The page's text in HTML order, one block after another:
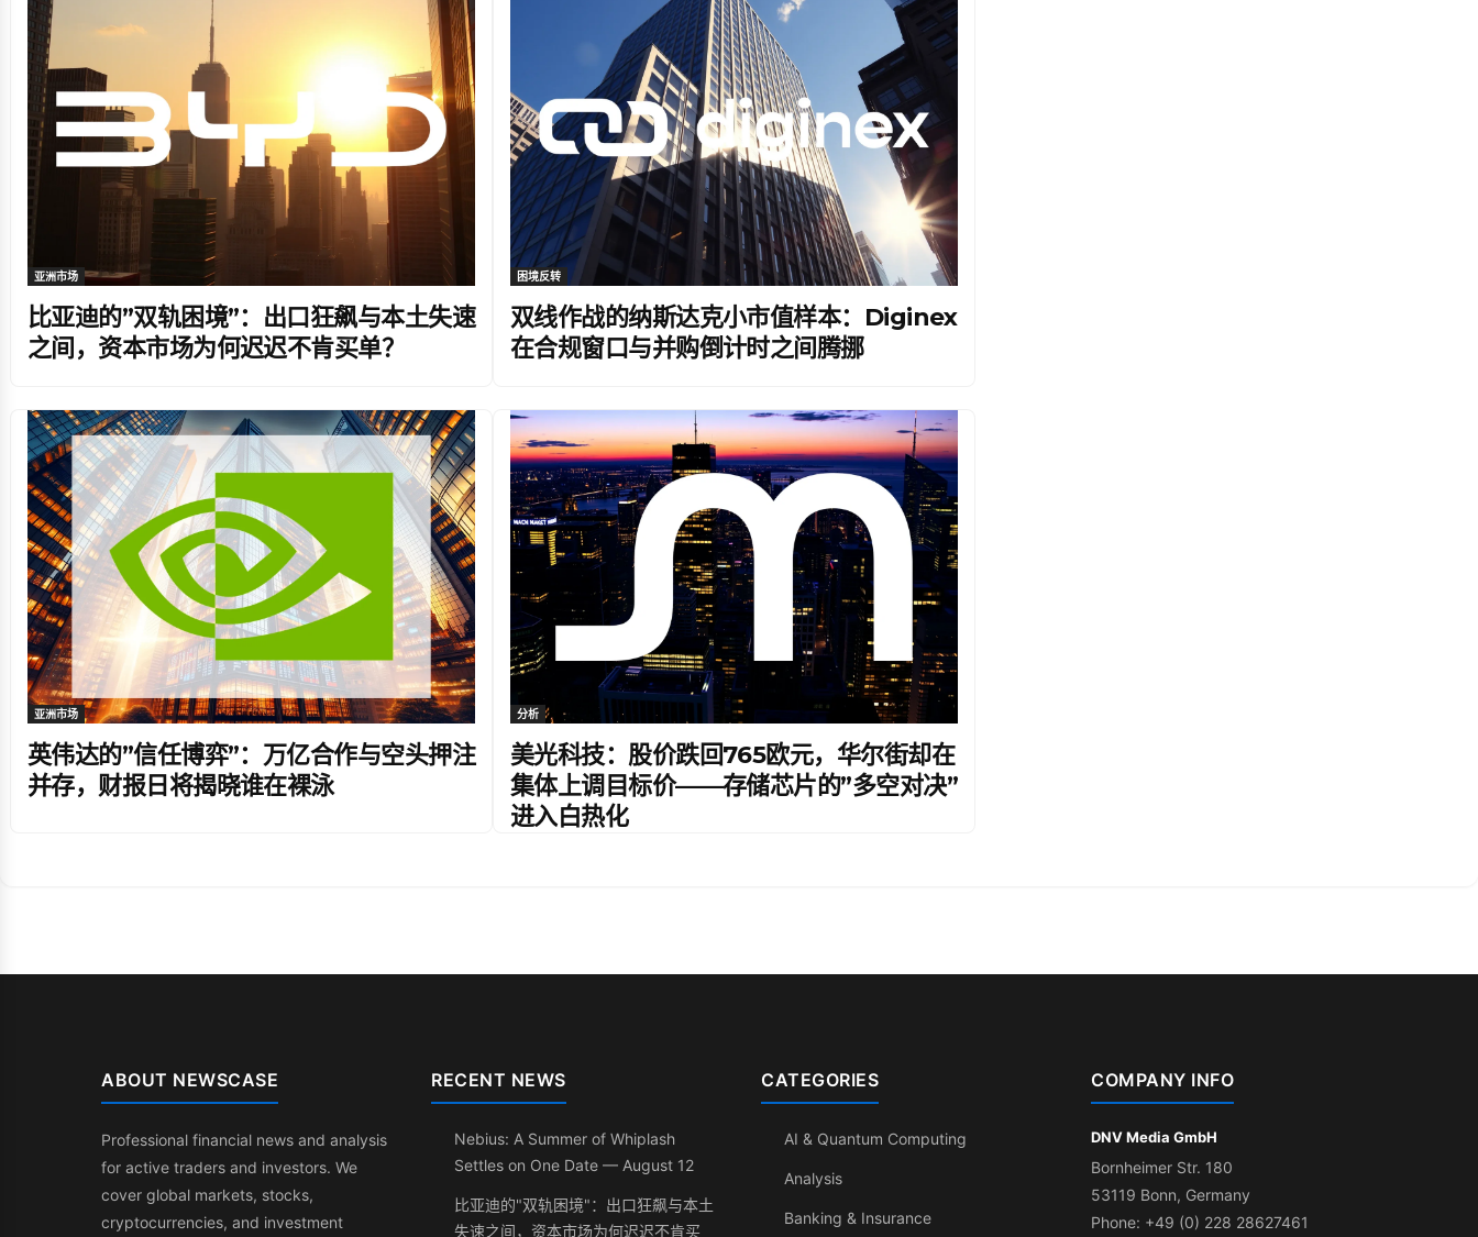
亚洲市场
比亚迪的”双轨困境”：出口狂飙与本土失速
之间，资本市场为何迟迟不肯买单？
困境反转
双线作战的纳斯达克小市值样本：Diginex
在合规窗口与并购倒计时之间腾挪
亚洲市场
英伟达的”信任博弈”：万亿合作与空头押注
并存，财报日将揭晓谁在裸泳
分析
美光科技：股价跌回765欧元，华尔街却在
集体上调目标价——存储芯片的”多空对决”
进入白热化
ABOUT NEWSCASE
Professional financial news and analysis
for active traders and investors. We
cover global markets, stocks,
cryptocurrencies, and investment
RECENT NEWS
Nebius: A Summer of Whiplash
Settles on One Date — August 12
比亚迪的"双轨困境"：出口狂飙与本土
失速之间，资本市场为何迟迟不肯买
CATEGORIES
AI & Quantum Computing
Analysis
Banking & Insurance
COMPANY INFO
DNV Media GmbH
Bornheimer Str. 180
53119 Bonn, Germany
Phone: +49 (0) 228 28627461